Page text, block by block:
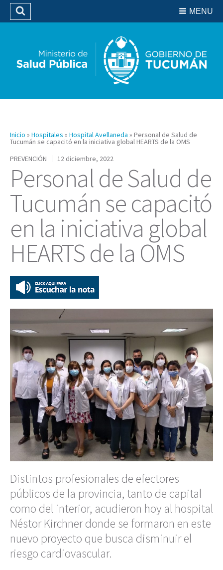
Biblioteca
MENU
Buscar
Inicio » Hospitales » Hospital Avellaneda » Personal de Salud de
Tucumán se capacitó en la iniciativa global HEARTS de la OMS
PREVENCIÓN
12 diciembre, 2022
Personal de Salud de
Tucumán se capacitó
en la iniciativa global
HEARTS de la OMS
Distintos profesionales de efectores
públicos de la provincia, tanto de capital
como del interior, acudieron hoy al hospital
Néstor Kirchner donde se formaron en este
nuevo proyecto que busca disminuir el
riesgo cardiovascular.